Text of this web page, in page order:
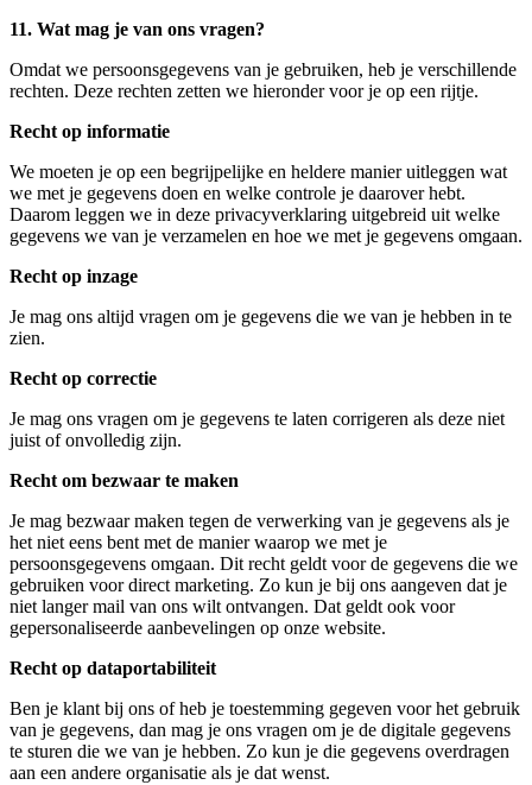
11. Wat mag je van ons vragen?
Omdat we persoonsgegevens van je gebruiken, heb je verschillende
rechten. Deze rechten zetten we hieronder voor je op een rijtje.
Recht op informatie
We moeten je op een begrijpelijke en heldere manier uitleggen wat
we met je gegevens doen en welke controle je daarover hebt.
Daarom leggen we in deze privacyverklaring uitgebreid uit welke
gegevens we van je verzamelen en hoe we met je gegevens omgaan.
Recht op inzage
Je mag ons altijd vragen om je gegevens die we van je hebben in te
zien.
Recht op correctie
Je mag ons vragen om je gegevens te laten corrigeren als deze niet
juist of onvolledig zijn.
Recht om bezwaar te maken
Je mag bezwaar maken tegen de verwerking van je gegevens als je
het niet eens bent met de manier waarop we met je
persoonsgegevens omgaan. Dit recht geldt voor de gegevens die we
gebruiken voor direct marketing. Zo kun je bij ons aangeven dat je
niet langer mail van ons wilt ontvangen. Dat geldt ook voor
gepersonaliseerde aanbevelingen op onze website.
Recht op dataportabiliteit
Ben je klant bij ons of heb je toestemming gegeven voor het gebruik
van je gegevens, dan mag je ons vragen om je de digitale gegevens
te sturen die we van je hebben. Zo kun je die gegevens overdragen
aan een andere organisatie als je dat wenst.